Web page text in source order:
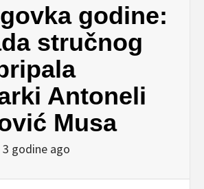
godine:
stručnog
Antoneli
Musa
3 godine ago